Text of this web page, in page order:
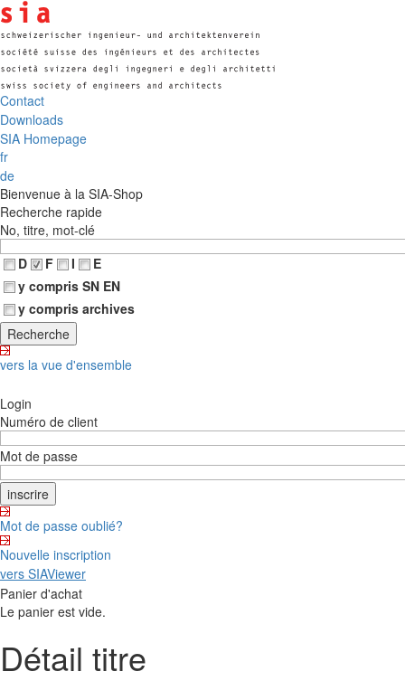
Contact
Downloads
SIA Homepage
fr
de
Bienvenue à la SIA-Shop
Recherche rapide
No, titre, mot-clé
D
F I
E
y compris SN EN
y compris archives
vers la vue d'ensemble
Login
Numéro de client
Mot de passe
Mot de passe oublié?
Nouvelle inscription
vers SIAViewer
Panier d'achat
Le panier est vide.
Détail titre